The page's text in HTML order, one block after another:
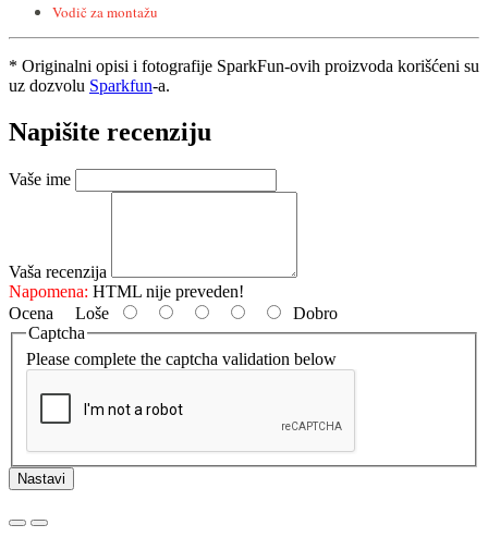
Vodič za montažu
* Originalni opisi i fotografije SparkFun-ovih proizvoda korišćeni su
uz dozvolu Sparkfun-a.
Napišite recenziju
Vaše ime
Vaša recenzija
Napomena: HTML nije preveden!
Ocena Loše
Dobro
Captcha
Please complete the captcha validation below
Nastavi